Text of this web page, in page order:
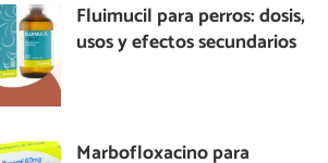
Fluimucil para perros: dosis,
usos y efectos secundarios
Marbofloxacino para